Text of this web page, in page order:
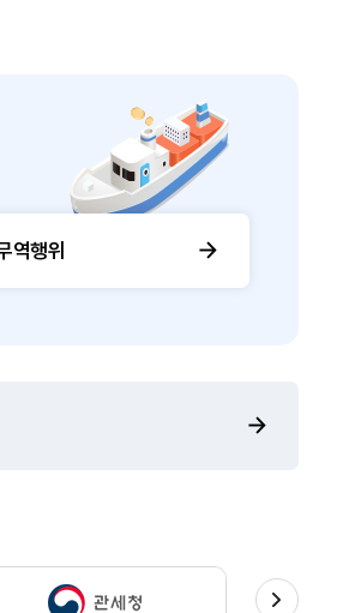
역행위